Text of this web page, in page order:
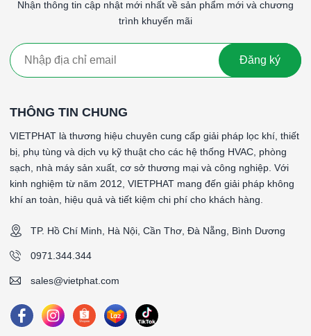
####
Nhận thông tin cập nhật mới nhất về sản phẩm mới và chương
trình khuyến mãi
Đăng ký
THÔNG TIN CHUNG
VIETPHAT là thương hiệu chuyên cung cấp giải pháp lọc khí, thiết
bị, phụ tùng và dịch vụ kỹ thuật cho các hệ thống HVAC, phòng
sạch, nhà máy sản xuất, cơ sở thương mại và công nghiệp. Với
kinh nghiệm từ năm 2012, VIETPHAT mang đến giải pháp không
khí an toàn, hiệu quả và tiết kiệm chi phí cho khách hàng.
TP. Hồ Chí Minh, Hà Nội, Cần Thơ, Đà Nẵng, Bình Dương
0971.344.344
sales@vietphat.com